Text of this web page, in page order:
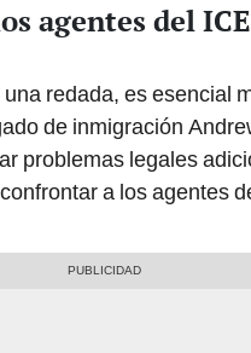
agentes del
redada, es esencial
de inmigración
problemas legales
a los agentes